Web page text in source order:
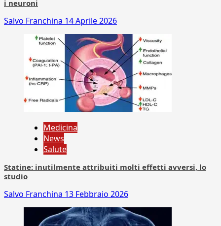
i neuroni
Salvo Franchina 14 Aprile 2026
Medicina
News
Salute
Statine: inutilmente attribuiti molti effetti avversi, lo
studio
Salvo Franchina 13 Febbraio 2026